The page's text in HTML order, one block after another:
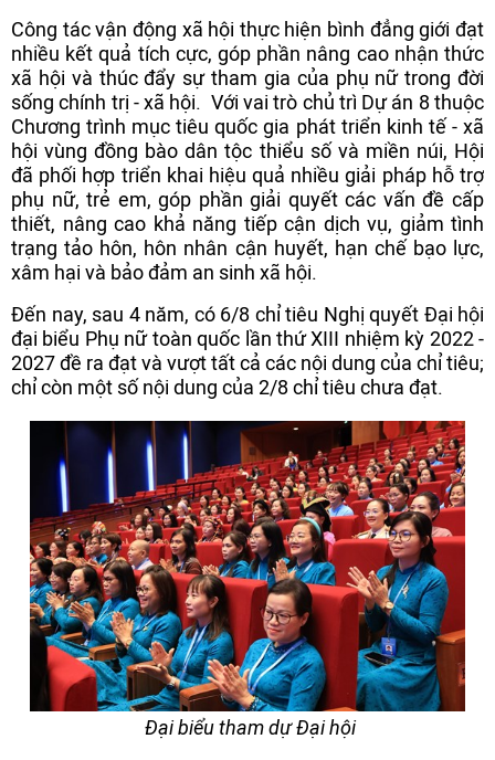
Công tác vận động xã hội thực hiện bình đẳng giới đạt
nhiều kết quả tích cực, góp phần nâng cao nhận thức
xã hội và thúc đẩy sự tham gia của phụ nữ trong đời
sống chính trị - xã hội. Với vai trò chủ trì Dự án 8 thuộc
Chương trình mục tiêu quốc gia phát triển kinh tế - xã
hội vùng đồng bào dân tộc thiểu số và miền núi, Hội
đã phối hợp triển khai hiệu quả nhiều giải pháp hỗ trợ
phụ nữ, trẻ em, góp phần giải quyết các vấn đề cấp
thiết, nâng cao khả năng tiếp cận dịch vụ, giảm tình
trạng tảo hôn, hôn nhân cận huyết, hạn chế bạo lực,
xâm hại và bảo đảm an sinh xã hội.
Đến nay, sau 4 năm, có 6/8 chỉ tiêu Nghị quyết Đại hội
đại biểu Phụ nữ toàn quốc lần thứ XIII nhiệm kỳ 2022 -
2027 đề ra đạt và vượt tất cả các nội dung của chỉ tiêu;
chỉ còn một số nội dung của 2/8 chỉ tiêu chưa đạt.
Đại biểu tham dự Đại hội